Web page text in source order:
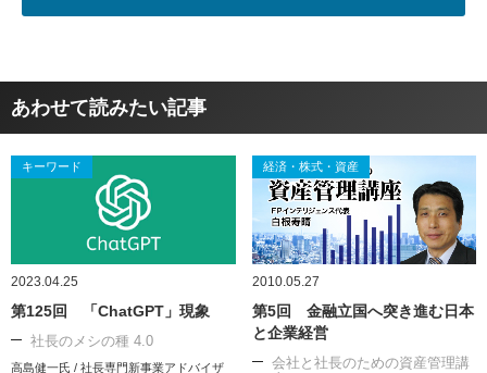
あわせて読みたい記事
キーワード
2023.04.25
第125回 「ChatGPT」現象
社長のメシの種 4.0
高島健一氏 / 社長専門新事業アドバイザ
経済・株式・資産
2010.05.27
第5回 金融立国へ突き進む日本
と企業経営
会社と社長のための資産管理講